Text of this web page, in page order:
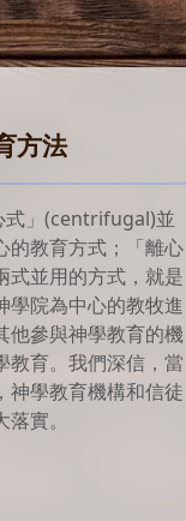
方法
式」(centrifugal)並
的教育方式；「離心
式並用的方式，就是
學院為中心的教牧進
他參與神學教育的機
教育。我們深信，當
神學教育機構和信徒
實。